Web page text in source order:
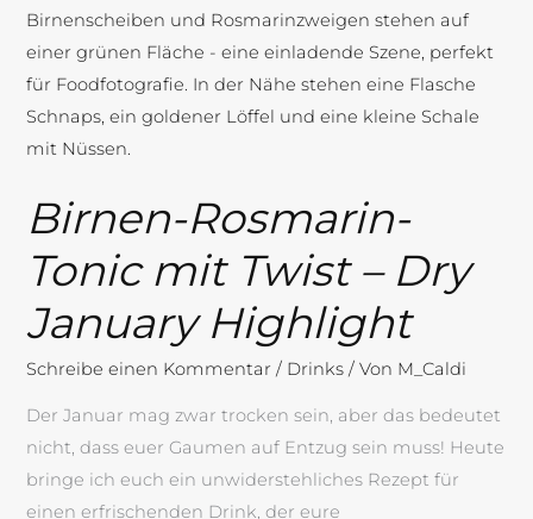
Birnen-Rosmarin-
Tonic mit Twist – Dry
January Highlight
Schreibe einen Kommentar / Drinks / Von M_Caldi
Der Januar mag zwar trocken sein, aber das bedeutet
nicht, dass euer Gaumen auf Entzug sein muss! Heute
bringe ich euch ein unwiderstehliches Rezept für
einen erfrischenden Drink, der eure
Rosmarin-
Tonic
mit
Twist
–
January